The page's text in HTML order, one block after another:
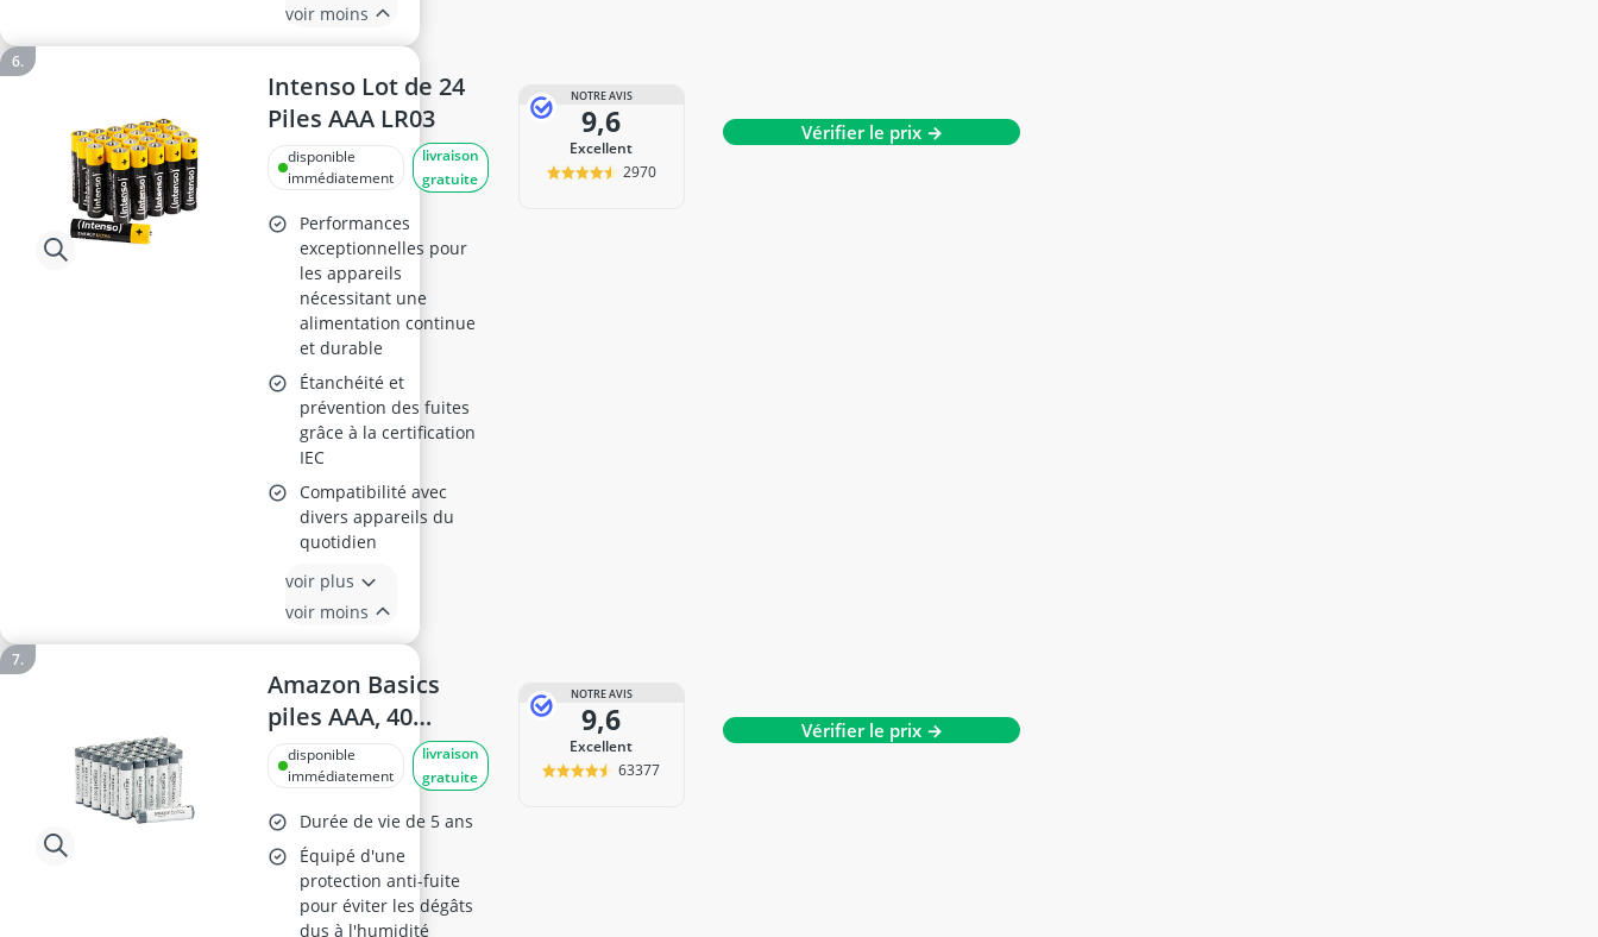
voir moins
Intenso Lot de 24
Piles AAA LR03
disponible
immédiatement
livraison
gratuite
Performances
exceptionnelles pour
les appareils
nécessitant une
alimentation continue
et durable
Étanchéité et
prévention des fuites
grâce à la certification
IEC
Compatibilité avec
divers appareils du
quotidien
voir plus
voir moins
NOTRE AVIS
9,6
Excellent
2970
Vérifier le prix →
Amazon Basics
piles AAA, 40
unités
disponible
immédiatement
livraison
gratuite
Durée de vie de 5 ans
Équipé d'une
protection anti-fuite
pour éviter les dégâts
dus à l'humidité
NOTRE AVIS
9,6
Excellent
63377
Vérifier le prix →